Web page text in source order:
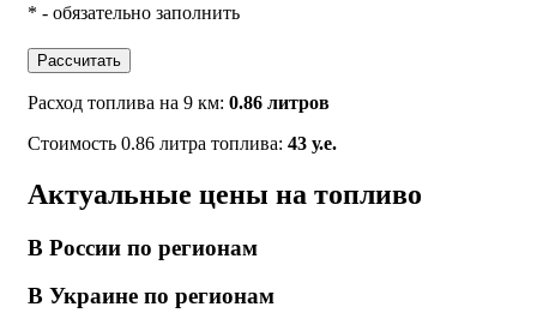
* - обязательно заполнить
Рассчитать
Расход топлива на 9 км: 0.86 литров
Стоимость 0.86 литра топлива: 43 у.е.
Актуальные цены на топливо
В России по регионам
В Украине по регионам